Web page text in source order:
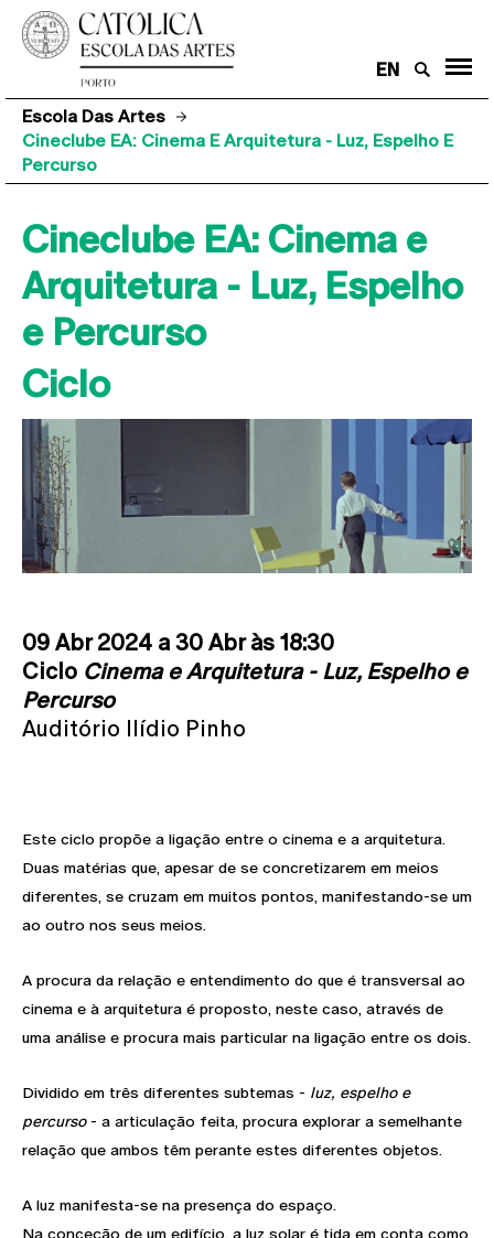
EN
Escola Das Artes
Cineclube EA: Cinema E Arquitetura - Luz, Espelho E
Percurso
Cineclube EA: Cinema e
Arquitetura - Luz, Espelho
e Percurso
Ciclo
09 Abr 2024 a 30 Abr às 18:30
Ciclo Cinema e Arquitetura - Luz, Espelho e
Percurso
Auditório Ilídio Pinho
Este ciclo propõe a ligação entre o cinema e a arquitetura.
Duas matérias que, apesar de se concretizarem em meios
diferentes, se cruzam em muitos pontos, manifestando-se um
ao outro nos seus meios.
A procura da relação e entendimento do que é transversal ao
cinema e à arquitetura é proposto, neste caso, através de
uma análise e procura mais particular na ligação entre os dois.
Dividido em três diferentes subtemas - luz, espelho e
percurso- a articulação feita, procura explorar a semelhante
relação que ambos têm perante estes diferentes objetos.
A luz manifesta-se na presença do espaço.
Na conceção de um edifício, a luz solar é tida em conta como